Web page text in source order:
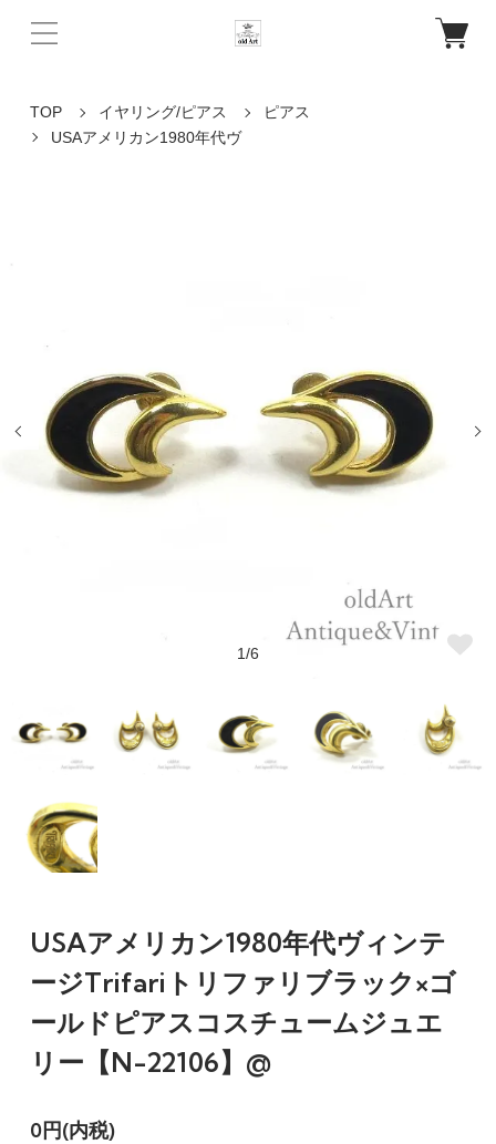
TOP イヤリング/ピアス
ピアス
USAアメリカン1980年代ヴ
1/6
USAアメリカン1980年代ヴィンテ
ージTrifariトリファリブラック×ゴ
ールドピアスコスチュームジュエ
リー【N-22106】@
0円(内税)